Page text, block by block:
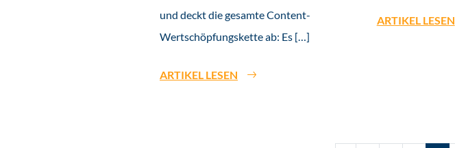
und deckt die gesamte Content-
Wertschöpfungskette ab: Es […]
ARTIKEL LESEN
ARTIKEL LESEN